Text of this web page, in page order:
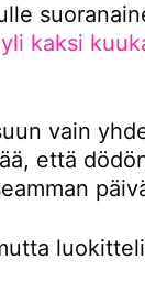
kaksi
vain
että